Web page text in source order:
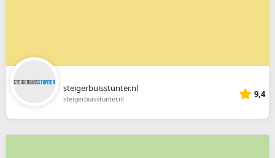
steigerbuisstunter.nl
steigerbuisstunter.nl 9,4